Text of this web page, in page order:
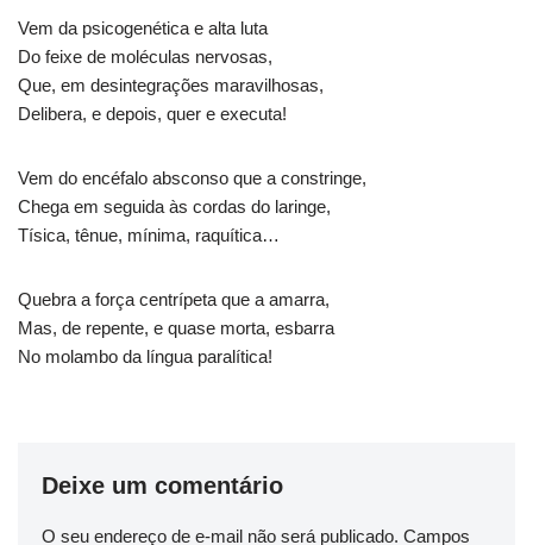
Vem da psicogenética e alta luta
Do feixe de moléculas nervosas,
Que, em desintegrações maravilhosas,
Delibera, e depois, quer e executa!
Vem do encéfalo absconso que a constringe,
Chega em seguida às cordas do laringe,
Tísica, tênue, mínima, raquítica…
Quebra a força centrípeta que a amarra,
Mas, de repente, e quase morta, esbarra
No molambo da língua paralítica!
Deixe um comentário
O seu endereço de e-mail não será publicado. Campos